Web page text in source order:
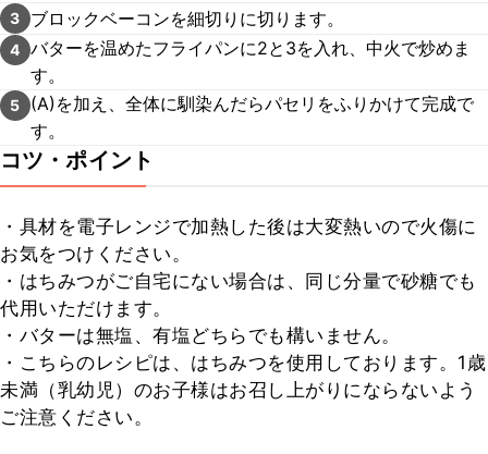
3 ブロックベーコンを細切りに切ります。
4 バターを温めたフライパンに2と3を入れ、中火で炒めま
す。
5
(A)を加え、全体に馴染んだらパセリをふりかけて完成で
す。
コツ・ポイント
・具材を電子レンジで加熱した後は大変熱いので火傷に
お気をつけください。
・はちみつがご自宅にない場合は、同じ分量で砂糖でも
代用いただけます。
・バターは無塩、有塩どちらでも構いません。
・こちらのレシピは、はちみつを使用しております。1歳
未満（乳幼児）のお子様はお召し上がりにならないよう
ご注意ください。